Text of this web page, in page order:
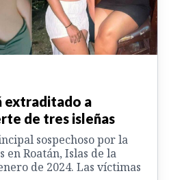
extraditado a
de tres isleñas
sospechoso por la
Roatán, Islas de la
de 2024. Las víctimas